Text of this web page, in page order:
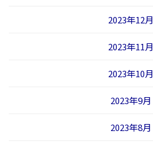
2023年12月
2023年11月
2023年10月
2023年9月
2023年8月